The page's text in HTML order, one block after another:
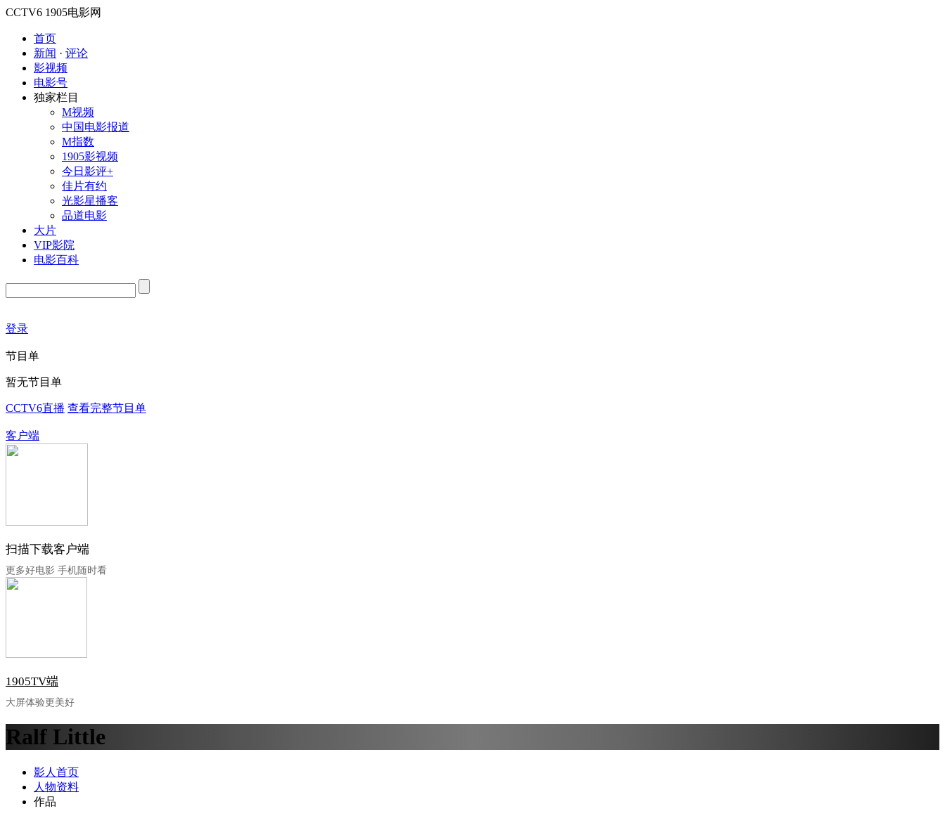
CCTV6 1905电影网
首页
新闻 · 评论
影视频
电影号
独家栏目
M视频
中国电影报道
M指数
1905影视频
今日影评+
佳片有约
光影星播客
品道电影
大片
VIP影院
电影百科
登录
节目单
暂无节目单
CCTV6直播 查看完整节目单
客户端
扫描下载客户端
更多好电影 手机随时看
1905TV端
大屏体验更美好
Ralf Little
影人首页
人物资料
作品